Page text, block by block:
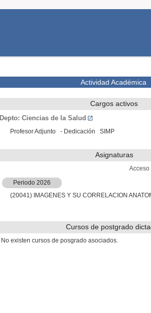
Actividad Académica
Cargos activos
Depto: Ciencias de la Salud
Profesor Adjunto - Dedicación SIMP
Asignaturas
Acceso
Periodo 2026
(20041) IMAGENES Y SU CORRELACION
Cursos de postgrado
No existen cursos de posgrado asociados.